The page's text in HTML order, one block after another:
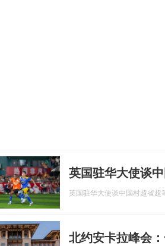
英国驻华大使谈
英国驻华大使谈中国村超省超
北约安卡拉峰会